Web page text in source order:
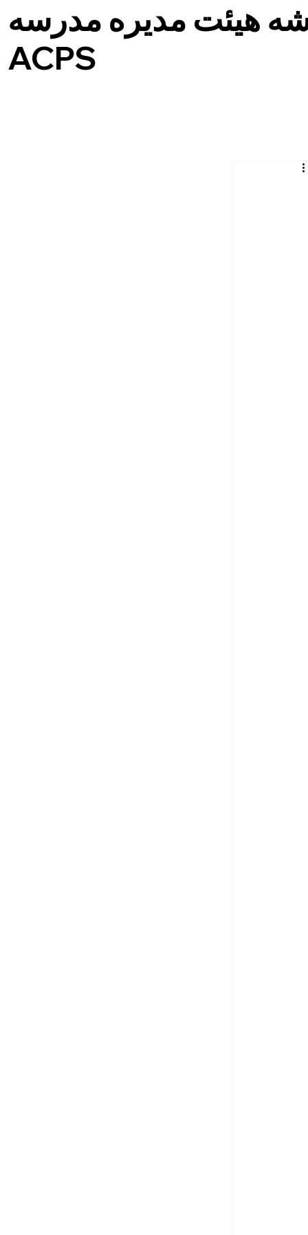
هیئت مدیره مدرسه
ACPS